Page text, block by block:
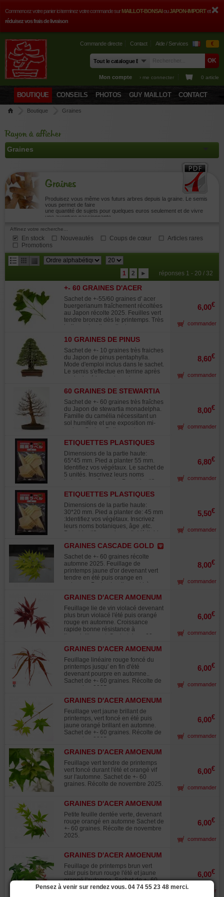
Commencez votre panier ici terminez votre commande surMAILLOT-BONSAIouJAPON-IMPORTet
réduisez vos frais de livraison
Commande directe Contact Aide / Services €
Mon compte › me connecter 0 article
BOUTIQUE CONSEILS PHOTOS GUY MAILLOT CONTACT
Boutique Graines
Rayon à afficher
Graines
Produisez vous même vos futurs arbres depuis la graine. Le semis
vous permet de faire
une quantité de sujets pour quelques euros seulement et de vivre
une aventure passionnante.
Affinez votre recherche...
En stock Nouveautés Coups de cœur
Articles rares
Promotions
résultats
page
1 2 ► réponses 1 - 20 / 32
+- 60 GRAINES D'ACER
BUERGERIANUM
Sachet de +-55/60 graines d' acer
buergerianum fraîchement récoltées
au Japon récolte 2025. Feuilles vert
tendre bronze dès le printemps. Très
belles colorations d'automne rouge
d'emploi inclus dans le sachet.
L'érable de burger est de culture
facile et de croissance rapide, il est
très souvent formé en bonsaï par les
professionnels et les amateurs
japonais car pratiquement tous les
Planté au jardin ce sera un bel
particularité a l'âge adulte d'voir une
écorce qui se desquame comme
celle du platane. Chez maillot
bonsai nous l'utilisons avec succès
6,00€
commander
10 GRAINES DE PINUS
PENTAPHYLLA
Sachet de +- 10 graines très fraiches
du Japon de pinus pentaphylla.
Mode d'emploi inclus dans le sachet.
Le semis s'effectue en terrine après
avoir placé les graines dans un
dans le bac à légumes du
réfrigérateur et ce durant 2 mois.
Puis ensuite faire le semis dans un
sol drainant à température ambiante.
Levée en 30/40 jours. Repiquage en
pot individuel en fin de 1ere année.
terrines de semis âgée de 1 année.
champ. Récolte novembre 2025.
8,60€
commander
60 GRAINES DE STEWARTIA
MONADELPHA
Sachet de +- 60 graines très fraîches
du Japon de stewartia monadelpha.
Famille du camélia nécessitant un
sol humifère et une exposition mi-
ombre. Caduc. Belles couleurs
port dressé. Ecorce rouge s'exfoliant.
Feuilles ovales, vert clair, finement
dentées. Fleurs en forme de coupe,
blanc pur, à étamines jaune
orangées splendides. Mode
d'emploi inclus dans le sachet. Le
avoir placé les graines dans un
dans le bac à légumes du
réfrigérateur et ce durant minimum 2
mois. Puis ensuite faire le semis
dans un sol drainant à température
Repiquage en pot individuel en fin
de 1ere année. Eviter les excès
d'eau Stratification chaude à 20°C
aussi possible pendant 3 mois.
Récolte automne 2025. Rusticité :
Très rustique en pleine terre jusqu'à
-15°C et plus demande une
bonsaï. Sur la photo N°3 semis âgé
de 4 mois et photo N° 5 semis de 1
an.
8,00€
commander
ETIQUETTES PLASTIQUES
GRANDES LES 5: 65*45 MM
Dimensions de la partie haute:
65*45 mm. Pied a planter 55 mm.
Identifiez vos végétaux. Le sachet de
5 unités. Inscrivez leurs noms
botaniques, âge ,etc. Pour identifier
plastique durable de coloris beige
orangé utilisé par les professionnels
japonais.
6,80€
commander
ETIQUETTES PLASTIQUES
PETITES 8 : 30*20MM
Dimensions de la partie haute:
30*20 mm. Pied a planter de: 45 mm
:Identifiez vos végétaux. Inscrivez
leurs noms botaniques, âge ,etc.
Pour identifier vos bonsaï . Véritable
coloris beige orangé utilisé par les
professionnels japonais.
5,50€
commander
GRAINES CASCADE GOLD
Sachet de +- 60 graines récolte
automne 2025. Feuillage de
printemps jaune d'or devenant vert
tendre en été puis orange en
automne. Port naturellement très
pour profiter de son port en cascade.
Cette variété est issu d'un semis de
ryusei croisée avec orange dream.
Lui préférer un emplacement a
l'ombre ou mi- ombre.
8,00€
commander
GRAINES D'ACER AMOENUM
BLOODGOOD
Feuillage lie de vin violacé devenant
plus brun violacé l'été puis orangé
rouge en automne. Croissance
rapide bonne résistance à
l'ensoleillement. Sachet de +- 60
6,00€
commander
GRAINES D'ACER AMOENUM
ENKAN
Feuillage linéaire rouge foncé du
printemps jusqu' en fin d'été
devenant pourpre en automne..
Sachet de +- 60 graines. Récolte de
novembre 2025.
6,00€
commander
GRAINES D'ACER AMOENUM
HOGYOKU
Feuillage vert jaune brillant de
printemps, vert foncé en été puis
jaune orangé brillant en automne.
Sachet de +- 60 graines. Récolte de
novembre 2025.
6,00€
commander
GRAINES D'ACER AMOENUM
ICHIGYOJI
Feuillage vert tendre de printemps
vert foncé durant l'été et orangé vif
sur l'automne. Sachet de +- 60
graines. Récolte de novembre 2025.
6,00€
commander
GRAINES D'ACER AMOENUM
IKARUGA
Petite feuille dentée verte, devenant
rouge orangé en automne Sachet de
+- 60 graines. Récolte de novembre
2025.
6,00€
commander
GRAINES D'ACER AMOENUM
KURABU YAMA
Feuillage de printemps brun vert
clair puis brun rouge l'été et jaune
orangé l'automne. Sachet de +- 60
graines. Récolte de novembre 2025.
6,00€
commander
Pensez à venir sur rendez vous. 04 74 55 23 48 merci.